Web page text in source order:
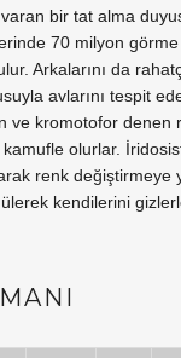
bir tat alma
70 milyon
Arkalarını da
avlarını tespit
ve kromotofor denen
olurlar.
renk değiştirmeye
kendilerini